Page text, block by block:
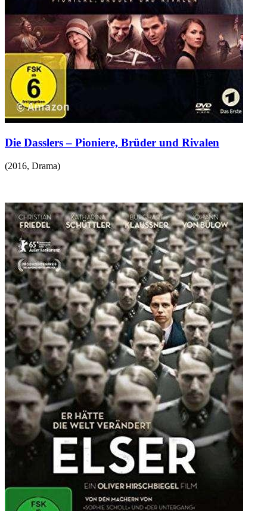
Die Dasslers – Pioniere, Brüder und Rivalen
(2016, Drama)